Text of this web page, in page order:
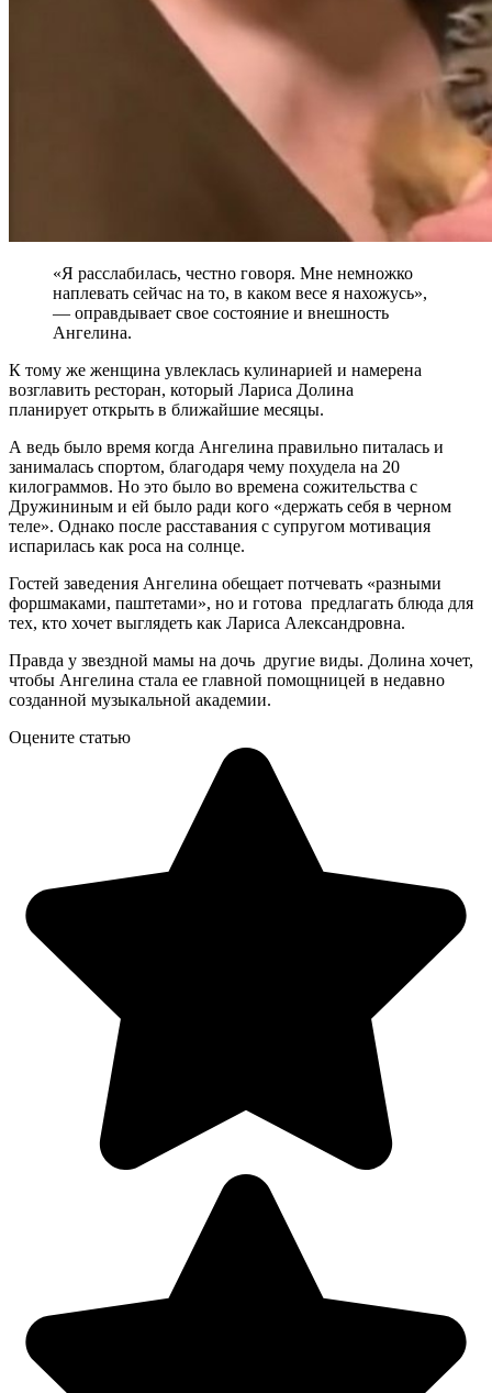
«Я расслабилась, честно говоря. Мне немножко
наплевать сейчас на то, в каком весе я нахожусь»,
— оправдывает свое состояние и внешность
Ангелина.
К тому же женщина увлеклась кулинарией и намерена
возглавить ресторан, который Лариса Долина
планирует открыть в ближайшие месяцы.
А ведь было время когда Ангелина правильно питалась и
занималась спортом, благодаря чему похудела на 20
килограммов. Но это было во времена сожительства с
Дружининым и ей было ради кого «держать себя в черном
теле». Однако после расставания с супругом мотивация
испарилась как роса на солнце.
Гостей заведения Ангелина обещает потчевать «разными
форшмаками, паштетами», но и готова предлагать блюда для
тех, кто хочет выглядеть как Лариса Александровна.
Правда у звездной мамы на дочь другие виды. Долина хочет,
чтобы Ангелина стала ее главной помощницей в недавно
созданной музыкальной академии.
Оцените статью